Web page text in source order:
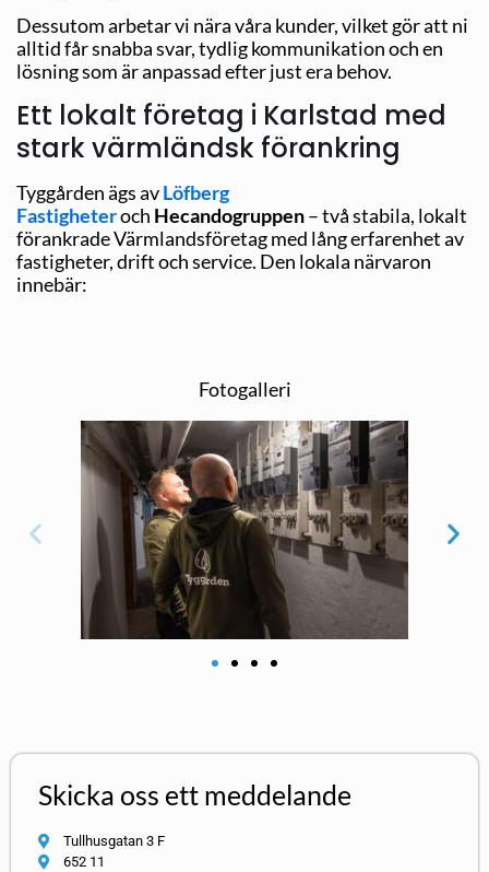
Dessutom arbetar vi nära våra kunder, vilket gör att ni
alltid får snabba svar, tydlig kommunikation och en
lösning som är anpassad efter just era behov.
Ett lokalt företag i Karlstad med
stark värmländsk förankring
Tyggården ägs avLöfberg
Fastigheteroch Hecandogruppen– två stabila, lokalt
förankrade Värmlandsföretag med lång erfarenhet av
fastigheter, drift och service. Den lokala närvaron
innebär:
Fotogalleri
Skicka oss ett meddelande
Tullhusgatan 3 F
652 11